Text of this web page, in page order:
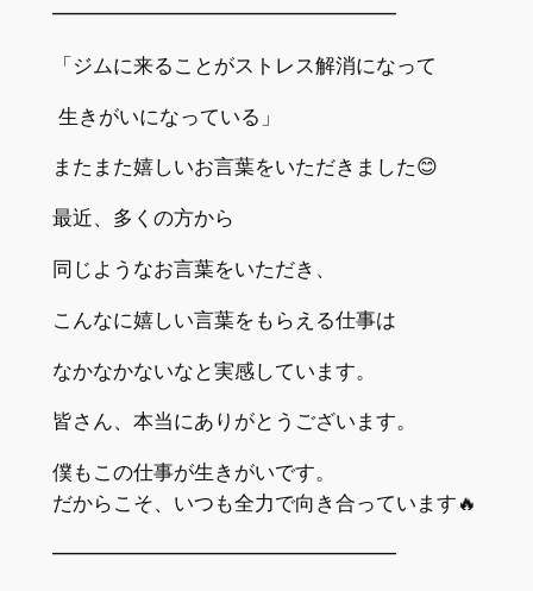
━━━━━━━━━━━━━━━━━
「ジムに来ることがストレス解消になって
生きがいになっている」
またまた嬉しいお言葉をいただきました😊
最近、多くの方から
同じようなお言葉をいただき、
こんなに嬉しい言葉をもらえる仕事は
なかなかないなと実感しています。
皆さん、本当にありがとうございます。
僕もこの仕事が生きがいです。
だからこそ、いつも全力で向き合っています🔥
━━━━━━━━━━━━━━━━━